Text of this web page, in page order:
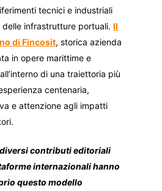
tecnici e industriali
delle infrastrutture portuali.Il
di Fincosit, storica azienda
in opere marittime e
di una traiettoria più
centenaria,
e attenzione agli impatti
contributi editoriali
internazionali hanno
questo modello